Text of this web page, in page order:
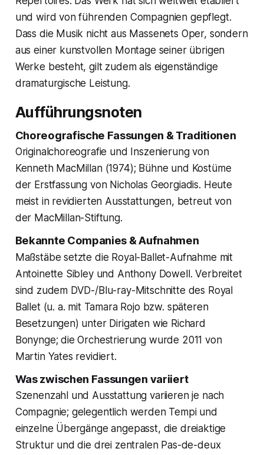
und wird von führenden Compagnien gepflegt.
Dass die Musik nicht aus Massenets Oper, sondern
aus einer kunstvollen Montage seiner übrigen
Werke besteht, gilt zudem als eigenständige
dramaturgische Leistung.
Aufführungsnoten
Choreografische Fassungen & Traditionen
Originalchoreografie und Inszenierung von
Kenneth MacMillan (1974); Bühne und Kostüme
der Erstfassung von Nicholas Georgiadis. Heute
meist in revidierten Ausstattungen, betreut von
der MacMillan-Stiftung.
Bekannte Companies & Aufnahmen
Maßstäbe setzte die Royal-Ballet-Aufnahme mit
Antoinette Sibley und Anthony Dowell. Verbreitet
sind zudem DVD-/Blu-ray-Mitschnitte des Royal
Ballet (u. a. mit Tamara Rojo bzw. späteren
Besetzungen) unter Dirigaten wie Richard
Bonynge; die Orchestrierung wurde 2011 von
Martin Yates revidiert.
Was zwischen Fassungen variiert
Szenenzahl und Ausstattung variieren je nach
Compagnie; gelegentlich werden Tempi und
einzelne Übergänge angepasst, die dreiaktige
Struktur und die drei zentralen Pas-de-deux